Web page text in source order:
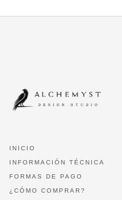
INICIO
INFORMACIÓN TÉCNICA
FORMAS DE PAGO
¿CÓMO COMPRAR?